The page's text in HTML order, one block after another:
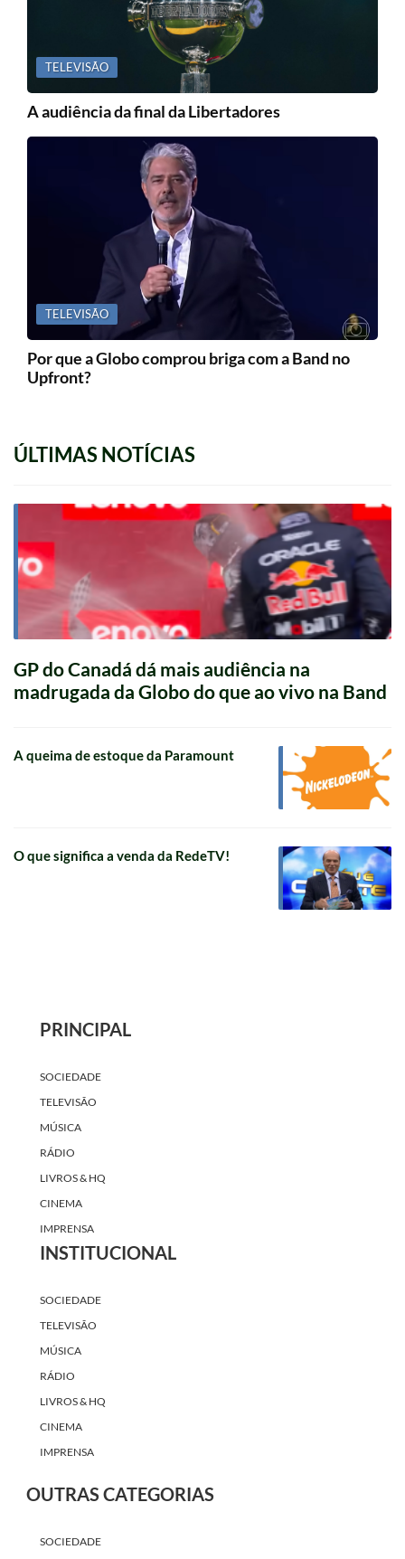
TELEVISÃO
A audiência da final da Libertadores
TELEVISÃO
Por que a Globo comprou briga com a Band no
Upfront?
ÚLTIMAS NOTÍCIAS
GP do Canadá dá mais audiência na
madrugada da Globo do que ao vivo na Band
A queima de estoque da Paramount
O que significa a venda da RedeTV!
PRINCIPAL
SOCIEDADE
TELEVISÃO
MÚSICA
RÁDIO
LIVROS & HQ
CINEMA
IMPRENSA
INSTITUCIONAL
SOCIEDADE
TELEVISÃO
MÚSICA
RÁDIO
LIVROS & HQ
CINEMA
IMPRENSA
OUTRAS CATEGORIAS
SOCIEDADE